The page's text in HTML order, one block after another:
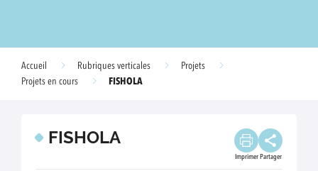
Accueil Rubriques verticales
Projets
Projets en cours
FISHOLA
FISHOLA
Imprimer Partager